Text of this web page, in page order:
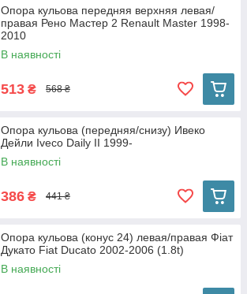
Опора кульова передняя верхняя левая/
правая Рено Мастер 2 Renault Master 1998-
2010
В наявності
513 ₴ 568 ₴
Опора кульова (передняя/снизу) Ивеко
Дейли Iveco Daily II 1999-
В наявності
386 ₴ 441 ₴
Опора кульова (конус 24) левая/правая Фіат
Дукато Fiat Ducato 2002-2006 (1.8t)
В наявності